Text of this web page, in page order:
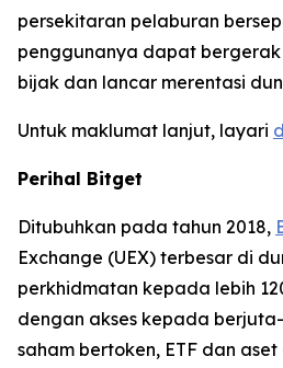
persekitaran pelaburan
penggunanya dapat
bijak dan lancar merentasi
Untuk maklumat lanjut, layari
Perihal Bitget
Ditubuhkan pada tahun 2018,
Exchange (UEX) terbesar di
perkhidmatan kepada lebih
dengan akses kepada
saham bertoken, ETF dan